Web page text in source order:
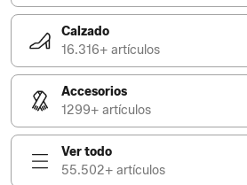
Calzado
16.316+ artículos
Accesorios
1299+ artículos
Ver todo
55.502+ artículos